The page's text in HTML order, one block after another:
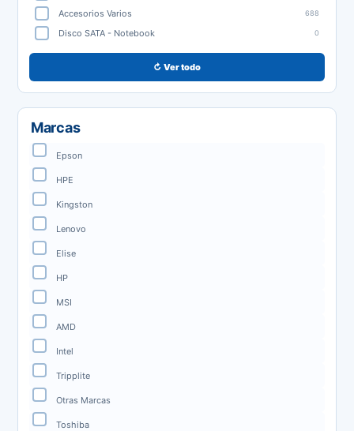
Accesorios Varios 688
Disco SATA - Notebook 0
↻ Ver todo
Marcas
Epson
HPE
Kingston
Lenovo
Elise
HP
MSI
AMD
Intel
Tripplite
Otras Marcas
Toshiba